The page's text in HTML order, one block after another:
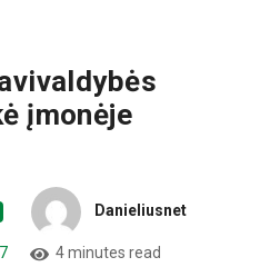
įmonėje
Danieliusnet
7 4 minutes read